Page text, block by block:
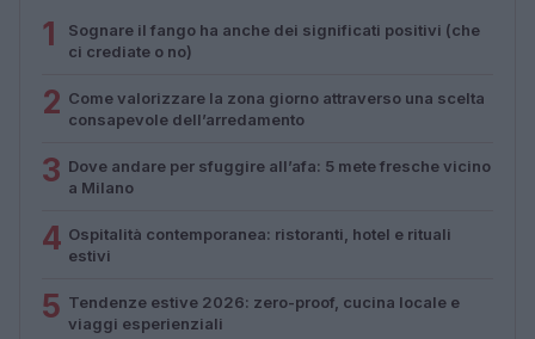
1
Sognare il fango ha anche dei significati positivi (che
ci crediate o no)
2 Come valorizzare la zona giorno attraverso una scelta
consapevole dell’arredamento
3 Dove andare per sfuggire all’afa: 5 mete fresche vicino
a Milano
4 Ospitalità contemporanea: ristoranti, hotel e rituali
estivi
5 Tendenze estive 2026: zero-proof, cucina locale e
viaggi esperienziali